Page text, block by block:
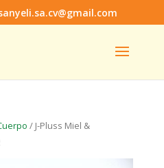
/ J-Pluss Miel &